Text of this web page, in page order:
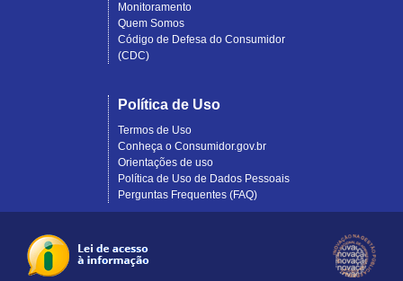
Monitoramento
Quem Somos
Código de Defesa do Consumidor
(CDC)
Política de Uso
Termos de Uso
Conheça o Consumidor.gov.br
Orientações de uso
Política de Uso de Dados Pessoais
Perguntas Frequentes (FAQ)